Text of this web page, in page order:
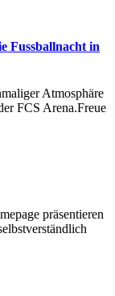
Fussballnacht in
Atmosphäre
FCS Arena.Freue
präsentieren